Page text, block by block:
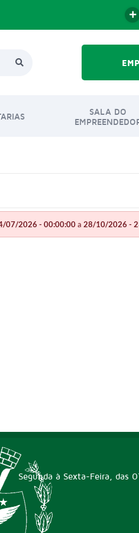
SALA DO
07/2026 - 00:00:00a 28/10/2026 -
Segunda à Sexta-Feira, das